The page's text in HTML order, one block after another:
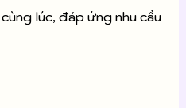
lúc, đáp ứng nhu cầu